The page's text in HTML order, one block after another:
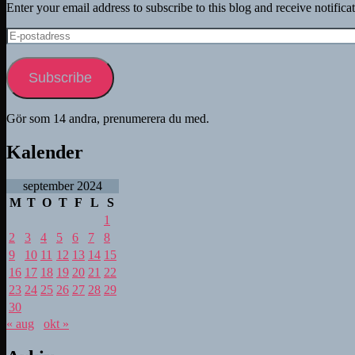
Enter your email address to subscribe to this blog and receive
E-
postadress
Subscribe
Gör som 14 andra, prenumerera du med.
Kalender
september 2024
M T O T F L
S
1
2
3 4 5 6 7
8
9
10 11 12 13 14 15
16 17 18 19 20 21 22
23 24 25 26 27 28 29
30
« aug
okt »